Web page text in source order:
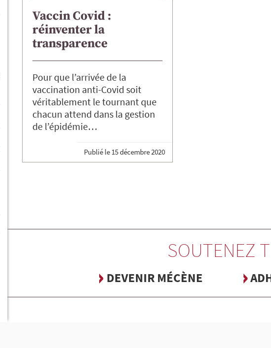
Vaccin Covid :
réinventer la
transparence
Pour que l’arrivée de la
vaccination anti-Covid soit
véritablement le tournant que
chacun attend dans la gestion
de l’épidémie…
Publié le 15 décembre 2020
SOUTENEZ
DEVENIR MÉCÈNE